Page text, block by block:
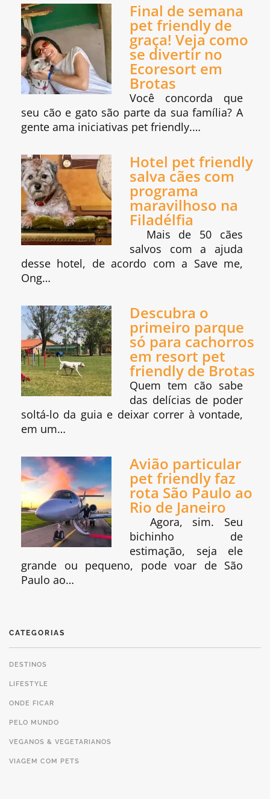
Final de semana
pet friendly de
graça! Veja como
se divertir no
Ecoresort em
Brotas
Você concorda que
seu cão e gato são parte da sua família? A
gente ama iniciativas pet friendly.…
Hotel pet friendly
salva cães com
programa
maravilhoso na
Filadélfia
Mais de 50 cães
salvos com a ajuda
desse hotel, de acordo com a Save me,
Ong…
Descubra o
primeiro parque
só para cachorros
em resort pet
friendly de Brotas
Quem tem cão sabe
das delícias de poder
soltá-lo da guia e deixar correr à vontade,
em um…
Avião particular
pet friendly faz
rota São Paulo ao
Rio de Janeiro
Agora, sim. Seu
bichinho de
estimação, seja ele
grande ou pequeno, pode voar de São
Paulo ao…
CATEGORIAS
DESTINOS
LIFESTYLE
ONDE FICAR
PELO MUNDO
VEGANOS & VEGETARIANOS
VIAGEM COM PETS